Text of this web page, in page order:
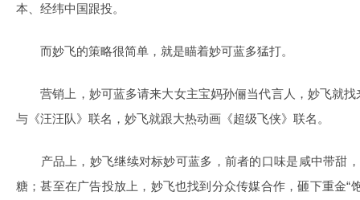
本、经纬中国跟投。
而妙飞的策略很简单，就是瞄着妙可蓝多猛打。
营销上，妙可蓝多请来大女主宝妈孙俪当代言人，妙飞就找
与《汪汪队》联名，妙飞就跟大热动画《超级飞侠》联名。
产品上，妙飞继续对标妙可蓝多，前者的口味是咸中带甜，
糖；甚至在广告投放上，妙飞也找到分众传媒合作，砸下重金“